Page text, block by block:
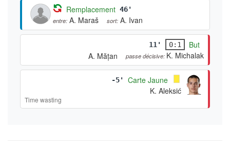
Remplacement 46'
entre: A. Maraš sort: A. Ivan
11' 0:1
But
A. Mățan
passe décisive: K. Michalak
-5'
Carte Jaune
K. Aleksić
Time wasting